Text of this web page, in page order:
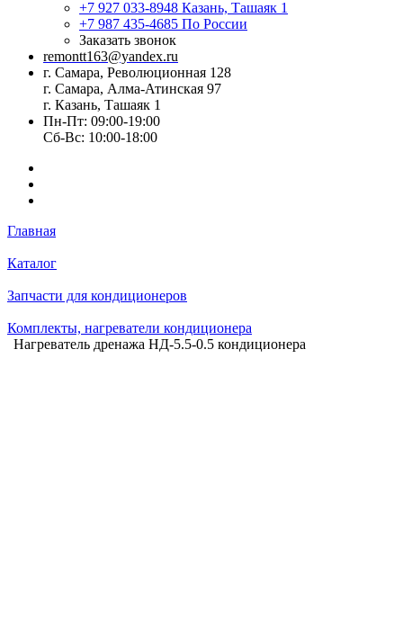
+7 927 033-8948 Казань, Ташаяк 1
+7 987 435-4685 По России
Заказать звонок
remontt163@yandex.ru
г. Самара, Революционная 128
г. Самара, Алма-Атинская 97
г. Казань, Ташаяк 1
Пн-Пт: 09:00-19:00
Сб-Вс: 10:00-18:00
Главная
Каталог
Запчасти для кондиционеров
Комплекты, нагреватели кондиционера
Нагреватель дренажа НД-5.5-0.5 кондиционера